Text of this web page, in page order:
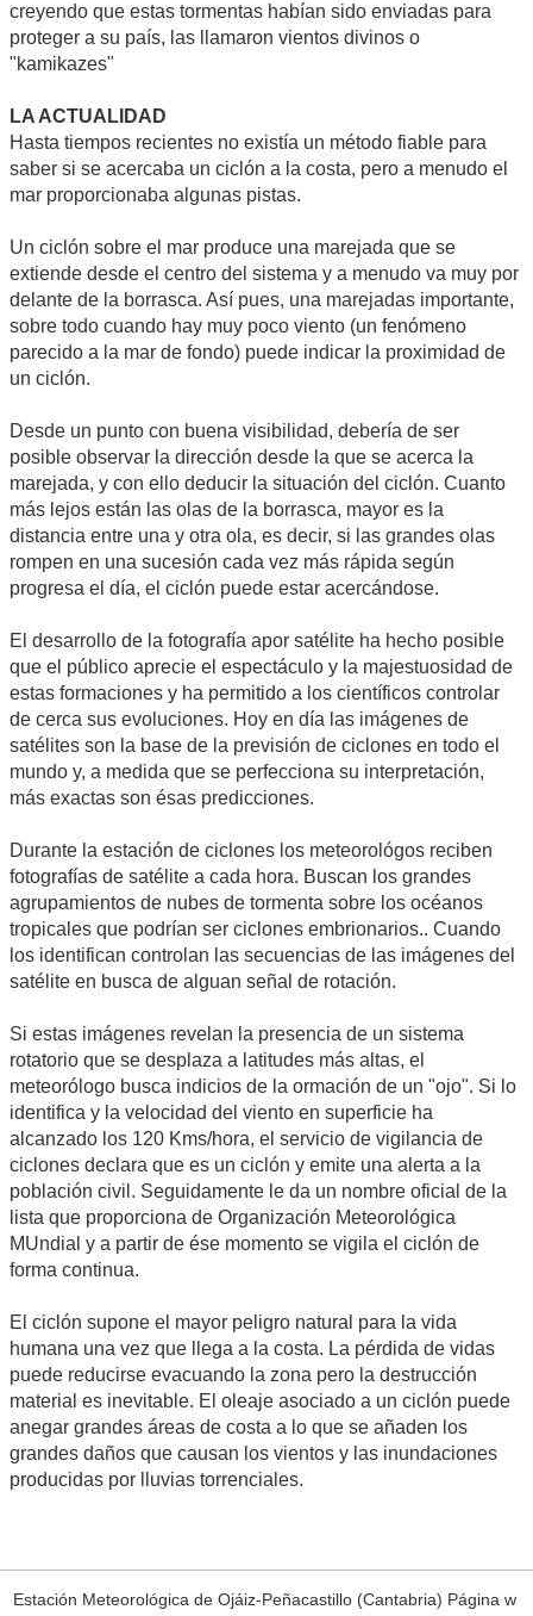
creyendo que estas tormentas habían sido enviadas para
proteger a su país, las llamaron vientos divinos o
"kamikazes"
LA ACTUALIDAD
Hasta tiempos recientes no existía un método fiable para
saber si se acercaba un ciclón a la costa, pero a menudo el
mar proporcionaba algunas pistas.
Un ciclón sobre el mar produce una marejada que se
extiende desde el centro del sistema y a menudo va muy por
delante de la borrasca. Así pues, una marejadas importante,
sobre todo cuando hay muy poco viento (un fenómeno
parecido a la mar de fondo) puede indicar la proximidad de
un ciclón.
Desde un punto con buena visibilidad, debería de ser
posible observar la dirección desde la que se acerca la
marejada, y con ello deducir la situación del ciclón. Cuanto
más lejos están las olas de la borrasca, mayor es la
distancia entre una y otra ola, es decir, si las grandes olas
rompen en una sucesión cada vez más rápida según
progresa el día, el ciclón puede estar acercándose.
El desarrollo de la fotografía apor satélite ha hecho posible
que el público aprecie el espectáculo y la majestuosidad de
estas formaciones y ha permitido a los científicos controlar
de cerca sus evoluciones. Hoy en día las imágenes de
satélites son la base de la previsión de ciclones en todo el
mundo y, a medida que se perfecciona su interpretación,
más exactas son ésas predicciones.
Durante la estación de ciclones los meteorológos reciben
fotografías de satélite a cada hora. Buscan los grandes
agrupamientos de nubes de tormenta sobre los océanos
tropicales que podrían ser ciclones embrionarios.. Cuando
los identifican controlan las secuencias de las imágenes del
satélite en busca de alguan señal de rotación.
Si estas imágenes revelan la presencia de un sistema
rotatorio que se desplaza a latitudes más altas, el
meteorólogo busca indicios de la ormación de un "ojo". Si lo
identifica y la velocidad del viento en superficie ha
alcanzado los 120 Kms/hora, el servicio de vigilancia de
ciclones declara que es un ciclón y emite una alerta a la
población civil. Seguidamente le da un nombre oficial de la
lista que proporciona de Organización Meteorológica
MUndial y a partir de ése momento se vigila el ciclón de
forma continua.
El ciclón supone el mayor peligro natural para la vida
humana una vez que llega a la costa. La pérdida de vidas
puede reducirse evacuando la zona pero la destrucción
material es inevitable. El oleaje asociado a un ciclón puede
anegar grandes áreas de costa a lo que se añaden los
grandes daños que causan los vientos y las inundaciones
producidas por lluvias torrenciales.
Estación Meteorológica de Ojáiz-Peñacastillo (Cantabria) Página w